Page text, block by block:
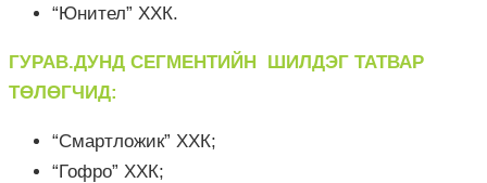
“Юнител” ХХК.
ГУРАВ.ДУНД СЕГМЕНТИЙН ШИЛДЭГ ТАТВАР
ТӨЛӨГЧИД:
“Смартложик” ХХК;
“Гофро” ХХК;